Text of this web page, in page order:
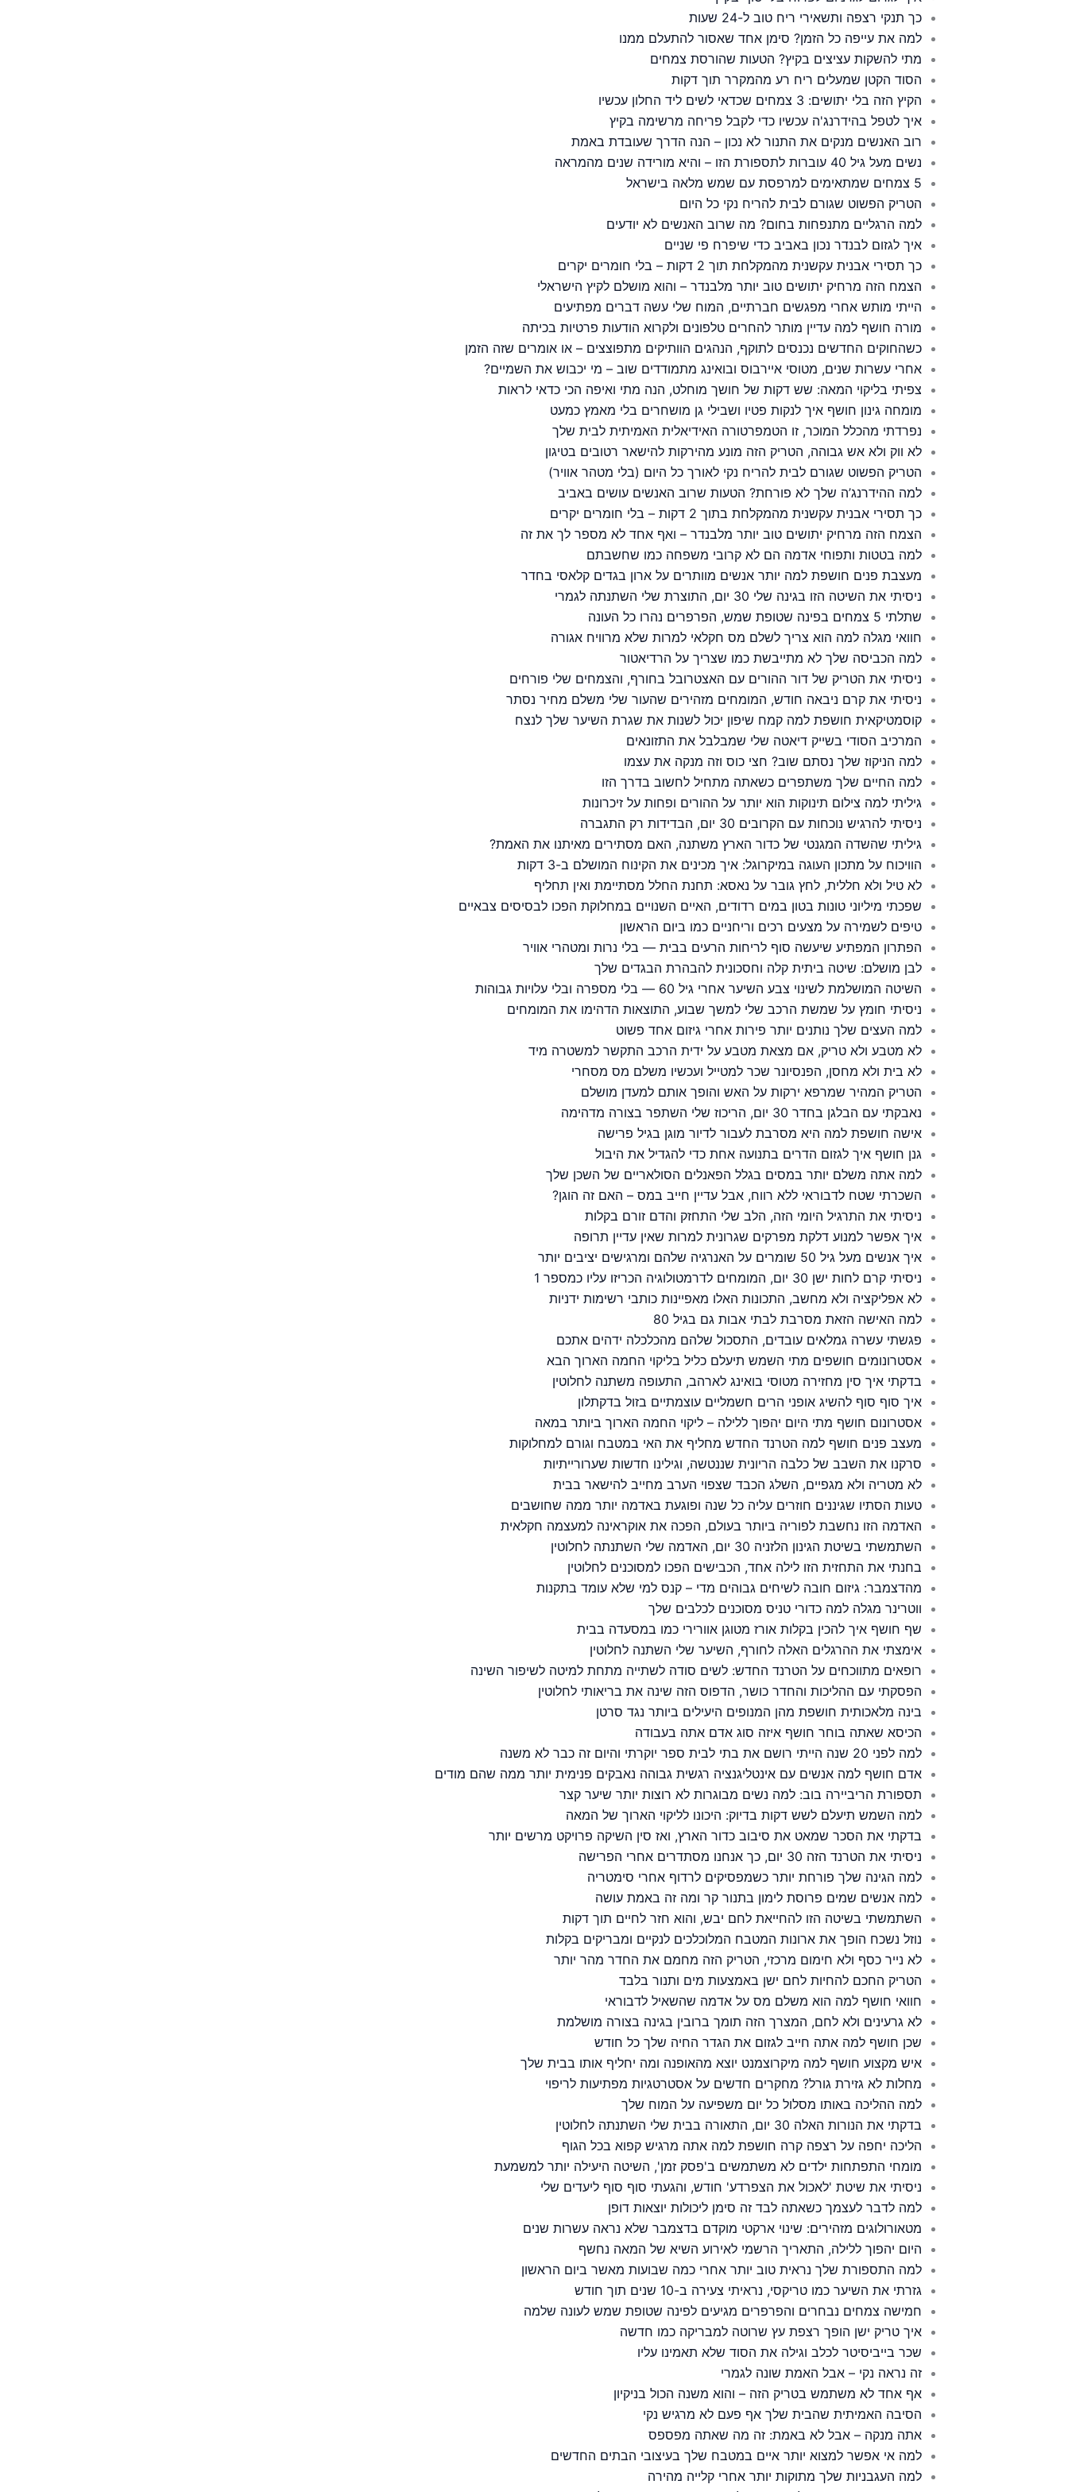
כך תנקי רצפה ותשאירי ריח טוב ל-24 שעות
למה את עייפה כל הזמן? סימן אחד שאסור להתעלם ממנו
מתי להשקות עציצים בקיץ? הטעות שהורסת צמחים
הסוד הקטן שמעלים ריח רע מהמקרר תוך דקות
הקיץ הזה בלי יתושים: 3 צמחים שכדאי לשים ליד החלון עכשיו
איך לטפל בהידרנג'ה עכשיו כדי לקבל פריחה מרשימה בקיץ
רוב האנשים מנקים את התנור לא נכון – הנה הדרך שעובדת באמת
נשים מעל גיל 40 עוברות לתספורת הזו – והיא מורידה שנים מהמראה
5 צמחים שמתאימים למרפסת עם שמש מלאה בישראל
הטריק הפשוט שגורם לבית להריח נקי כל היום
למה הרגליים מתנפחות בחום? מה שרוב האנשים לא יודעים
איך לגזום לבנדר נכון באביב כדי שיפרח פי שניים
כך תסירי אבנית עקשנית מהמקלחת תוך 2 דקות – בלי חומרים יקרים
הצמח הזה מרחיק יתושים טוב יותר מלבנדר – והוא מושלם לקיץ הישראלי
הייתי מותש אחרי מפגשים חברתיים, המוח שלי עשה דברים מפתיעים
מורה חושף למה עדיין מותר להחרים טלפונים ולקרוא הודעות פרטיות בכיתה
כשהחוקים החדשים נכנסים לתוקף, הנהגים הוותיקים מתפוצצים – או אומרים שזה הזמן
אחרי עשרות שנים, מטוסי איירבוס ובואינג מתמודדים שוב – מי יכבוש את השמיים?
צפיתי בליקוי המאה: שש דקות של חושך מוחלט, הנה מתי ואיפה הכי כדאי לראות
מומחה גינון חושף איך לנקות פטיו ושבילי גן מושחרים בלי מאמץ כמעט
נפרדתי מהכלל המוכר, זו הטמפרטורה האידיאלית האמיתית לבית שלך
לא ווק ולא אש גבוהה, הטריק הזה מונע מהירקות להישאר רטובים בטיגון
הטריק הפשוט שגורם לבית להריח נקי לאורך כל היום (בלי מטהר אוויר)
למה ההידרנג’ה שלך לא פורחת? הטעות שרוב האנשים עושים באביב
כך תסירי אבנית עקשנית מהמקלחת בתוך 2 דקות – בלי חומרים יקרים
הצמח הזה מרחיק יתושים טוב יותר מלבנדר – ואף אחד לא מספר לך את זה
למה בטטות ותפוחי אדמה הם לא קרובי משפחה כמו שחשבתם
מעצבת פנים חושפת למה יותר אנשים מוותרים על ארון בגדים קלאסי בחדר
ניסיתי את השיטה הזו בגינה שלי 30 יום, התוצרת שלי השתנתה לגמרי
שתלתי 5 צמחים בפינה שטופת שמש, הפרפרים נהרו כל העונה
חוואי מגלה למה הוא צריך לשלם מס חקלאי למרות שלא מרוויח אגורה
למה הכביסה שלך לא מתייבשת כמו שצריך על הרדיאטור
ניסיתי את הטריק של דור ההורים עם האצטרובל בחורף, והצמחים שלי פורחים
ניסיתי את קרם ניבאה חודש, המומחים מזהירים שהעור שלי משלם מחיר נסתר
קוסמטיקאית חושפת למה קמח שיפון יכול לשנות את שגרת השיער שלך לנצח
המרכיב הסודי בשייק דיאטה שלי שמבלבל את התזונאים
למה הניקוז שלך נסתם שוב? חצי כוס וזה מנקה את עצמו
למה החיים שלך משתפרים כשאתה מתחיל לחשוב בדרך הזו
גיליתי למה צילום תינוקות הוא יותר על ההורים ופחות על זיכרונות
ניסיתי להרגיש נוכחות עם הקרובים 30 יום, הבדידות רק התגברה
גיליתי שהשדה המגנטי של כדור הארץ משתנה, האם מסתירים מאיתנו את האמת?
הוויכוח על מתכון העוגה במיקרוגל: איך מכינים את הקינוח המושלם ב-3 דקות
לא טיל ולא חללית, לחץ גובר על נאסא: תחנת החלל מסתיימת ואין תחליף
שפכתי מיליוני טונות בטון במים רדודים, האיים השנויים במחלוקת הפכו לבסיסים צבאיים
טיפים לשמירה על מצעים רכים וריחניים כמו ביום הראשון
הפתרון המפתיע שיעשה סוף לריחות הרעים בבית — בלי נרות ומטהרי אוויר
לבן מושלם: שיטה ביתית קלה וחסכונית להבהרת הבגדים שלך
השיטה המושלמת לשינוי צבע השיער אחרי גיל 60 — בלי מספרה ובלי עלויות גבוהות
ניסיתי חומץ על שמשת הרכב שלי למשך שבוע, התוצאות הדהימו את המומחים
למה העצים שלך נותנים יותר פירות אחרי גיזום אחד פשוט
לא מטבע ולא טריק, אם מצאת מטבע על ידית הרכב התקשר למשטרה מיד
לא בית ולא מחסן, הפנסיונר שכר למטייל ועכשיו משלם מס מסחרי
הטריק המהיר שמרפא ירקות על האש והופך אותם למעדן מושלם
נאבקתי עם הבלגן בחדר 30 יום, הריכוז שלי השתפר בצורה מדהימה
אישה חושפת למה היא מסרבת לעבור לדיור מוגן בגיל פרישה
גנן חושף איך לגזום הדרים בתנועה אחת כדי להגדיל את היבול
למה אתה משלם יותר במסים בגלל הפאנלים הסולאריים של השכן שלך
השכרתי שטח לדבוראי ללא רווח, אבל עדיין חייב במס – האם זה הוגן?
ניסיתי את התרגיל היומי הזה, הלב שלי התחזק והדם זורם בקלות
איך אפשר למנוע דלקת מפרקים שגרונית למרות שאין עדיין תרופה
איך אנשים מעל גיל 50 שומרים על האנרגיה שלהם ומרגישים יציבים יותר
ניסיתי קרם לחות ישן 30 יום, המומחים לדרמטולוגיה הכריזו עליו כמספר 1
לא אפליקציה ולא מחשב, התכונות האלו מאפיינות כותבי רשימות ידניות
למה האישה הזאת מסרבת לבתי אבות גם בגיל 80
פגשתי עשרה גמלאים עובדים, התסכול שלהם מהכלכלה ידהים אתכם
אסטרונומים חושפים מתי השמש תיעלם כליל בליקוי החמה הארוך הבא
בדקתי איך סין מחזירה מטוסי בואינג לארהב, התעופה משתנה לחלוטין
איך סוף סוף להשיג אופני הרים חשמליים עוצמתיים בזול בדקתלון
אסטרונום חושף מתי היום יהפוך ללילה – ליקוי החמה הארוך ביותר במאה
מעצב פנים חושף למה הטרנד החדש מחליף את האי במטבח וגורם למחלוקות
סרקנו את השבב של כלבה הריונית שננטשה, וגילינו חדשות שערורייתיות
לא מטריה ולא מגפיים, השלג הכבד שצפוי הערב מחייב להישאר בבית
טעות הסתיו שגיננים חוזרים עליה כל שנה ופוגעת באדמה יותר ממה שחושבים
האדמה הזו נחשבת לפוריה ביותר בעולם, הפכה את אוקראינה למעצמה חקלאית
השתמשתי בשיטת הגינון הלזניה 30 יום, האדמה שלי השתנתה לחלוטין
בחנתי את התחזית הזו לילה אחד, הכבישים הפכו למסוכנים לחלוטין
מהדצמבר: גיזום חובה לשיחים גבוהים מדי – קנס למי שלא עומד בתקנות
ווטרינר מגלה למה כדורי טניס מסוכנים לכלבים שלך
שף חושף איך להכין בקלות אורז מטוגן אוורירי כמו במסעדה בבית
אימצתי את ההרגלים האלה לחורף, השיער שלי השתנה לחלוטין
רופאים מתווכחים על הטרנד החדש: לשים סודה לשתייה מתחת למיטה לשיפור השינה
הפסקתי עם ההליכות והחדר כושר, הדפוס הזה שינה את בריאותי לחלוטין
בינה מלאכותית חושפת מהן המנופים היעילים ביותר נגד סרטן
הכיסא שאתה בוחר חושף איזה סוג אדם אתה בעבודה
למה לפני 20 שנה הייתי רושם את בתי לבית ספר יוקרתי והיום זה כבר לא משנה
אדם חושף למה אנשים עם אינטליגנציה רגשית גבוהה נאבקים פנימית יותר ממה שהם מודים
תספורת הריביירה בוב: למה נשים מבוגרות לא רוצות יותר שיער קצר
למה השמש תיעלם לשש דקות בדיוק: היכונו לליקוי הארוך של המאה
בדקתי את הסכר שמאט את סיבוב כדור הארץ, ואז סין השיקה פרויקט מרשים יותר
ניסיתי את הטרנד הזה 30 יום, כך אנחנו מסתדרים אחרי הפרישה
למה הגינה שלך פורחת יותר כשמפסיקים לרדוף אחרי סימטריה
למה אנשים שמים פרוסת לימון בתנור קר ומה זה באמת עושה
השתמשתי בשיטה הזו להחייאת לחם יבש, והוא חזר לחיים תוך דקות
נוזל נשכח הופך את ארונות המטבח המלוכלכים לנקיים ומבריקים בקלות
לא נייר כסף ולא חימום מרכזי, הטריק הזה מחמם את החדר מהר יותר
הטריק החכם להחיות לחם ישן באמצעות מים ותנור בלבד
חוואי חושף למה הוא משלם מס על אדמה שהשאיל לדבוראי
לא גרעינים ולא לחם, המצרך הזה תומך ברובין בגינה בצורה מושלמת
שכן חושף למה אתה חייב לגזום את הגדר החיה שלך כל חודש
איש מקצוע חושף למה מיקרוצמנט יוצא מהאופנה ומה יחליף אותו בבית שלך
מחלות לא גזירת גורל? מחקרים חדשים על אסטרטגיות מפתיעות לריפוי
למה ההליכה באותו מסלול כל יום משפיעה על המוח שלך
בדקתי את הנורות האלה 30 יום, התאורה בבית שלי השתנתה לחלוטין
הליכה יחפה על רצפה קרה חושפת למה אתה מרגיש קפוא בכל הגוף
מומחי התפתחות ילדים לא משתמשים ב'פסק זמן', השיטה היעילה יותר למשמעת
ניסיתי את שיטת 'לאכול את הצפרדע' חודש, והגעתי סוף סוף ליעדים שלי
למה לדבר לעצמך כשאתה לבד זה סימן ליכולות יוצאות דופן
מטאורולוגים מזהירים: שינוי ארקטי מוקדם בדצמבר שלא נראה עשרות שנים
היום יהפוך ללילה, התאריך הרשמי לאירוע השיא של המאה נחשף
למה התספורת שלך נראית טוב יותר אחרי כמה שבועות מאשר ביום הראשון
גזרתי את השיער כמו טריקסי, נראיתי צעירה ב-10 שנים תוך חודש
חמישה צמחים נבחרים והפרפרים מגיעים לפינה שטופת שמש לעונה שלמה
איך טריק ישן הופך רצפת עץ שרוטה למבריקה כמו חדשה
שכר בייביסיטר לכלב וגילה את הסוד שלא תאמינו עליו
זה נראה נקי – אבל האמת שונה לגמרי
אף אחד לא משתמש בטריק הזה – והוא משנה הכול בניקיון
הסיבה האמיתית שהבית שלך אף פעם לא מרגיש נקי
אתה מנקה – אבל לא באמת: זה מה שאתה מפספס
למה אי אפשר למצוא יותר איים במטבח שלך בעיצובי הבתים החדשים
למה העגבניות שלך מתוקות יותר אחרי קלייה מהירה